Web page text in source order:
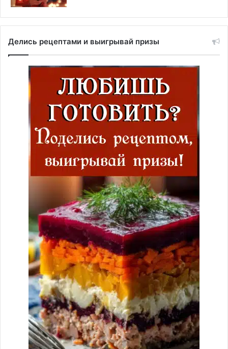
Делись рецептами и выигрывай призы